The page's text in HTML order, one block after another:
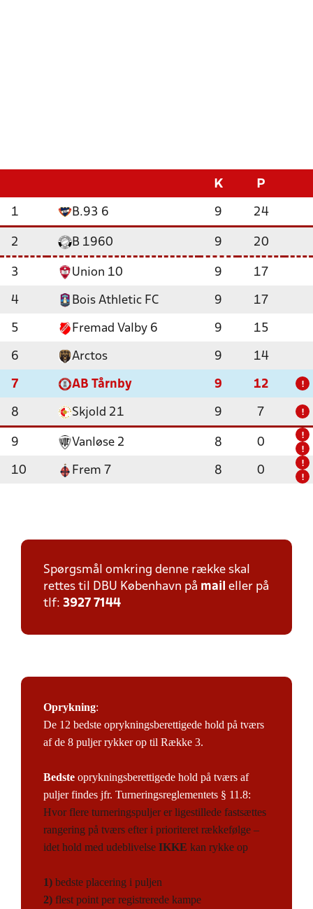
K P
1 B.93 6 9 24
2 B 1960 9 20
3 Union 10 9 17
4 Bois Athletic FC 9 17
5 Fremad Valby 6 9 15
6 Arctos 9 14
7 AB Tårnby 9 12 !
8 Skjold 21 9 7 !
9 Vanløse 2 8 0
!
!
10 Frem 7 8 0
!
!
Spørgsmål omkring denne række skal
rettes til DBU København på mail eller på
tlf: 3927 7144
Oprykning:
De 12 bedste oprykningsberettigede hold på tværs
af de 8 puljer rykker op til Række 3.
Bedste oprykningsberettigede hold på tværs af
puljer findes jfr. Turneringsreglementets § 11.8:
Hvor flere turneringspuljer er ligestillede fastsættes
rangering på tværs efter i prioriteret rækkefølge –
idet hold med udeblivelse IKKE kan rykke op
1) bedste placering i puljen
2) flest point per registrerede kampe